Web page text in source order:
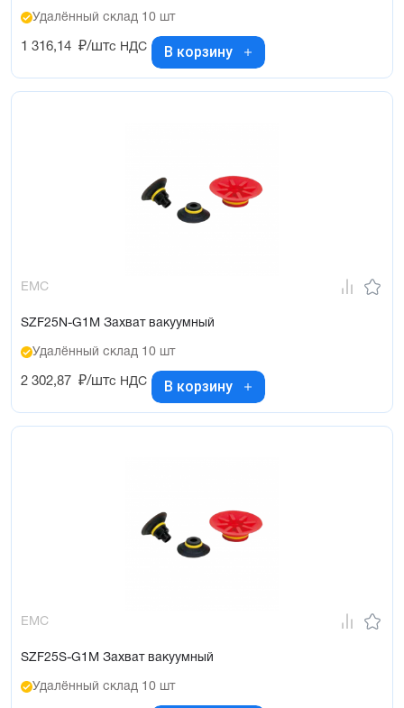
Удалённый склад 10 шт
1 316,14 ₽/штс НДС В корзину
EMC
SZF25N-G1M Захват вакуумный
Удалённый склад 10 шт
2 302,87 ₽/штс НДС В корзину
EMC
SZF25S-G1M Захват вакуумный
Удалённый склад 10 шт